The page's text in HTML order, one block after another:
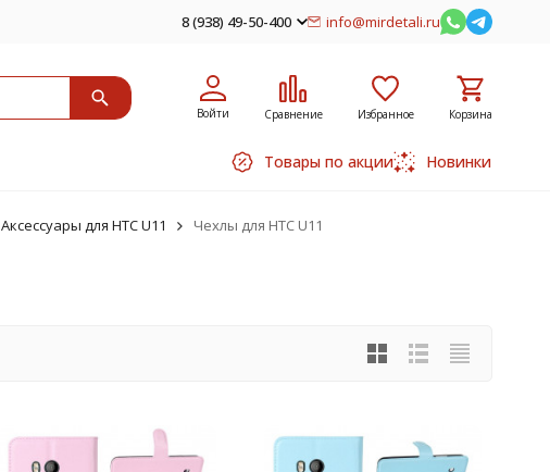
8 (938) 49-50-400 info@mirdetali.ru
Войти Сравнение Избранное Корзина
Товары по акции Новинки
Аксессуары для HTC U11 Чехлы для HTC U11